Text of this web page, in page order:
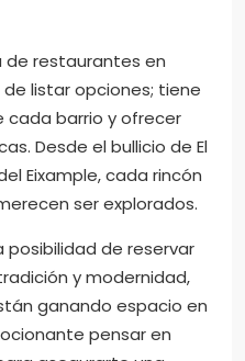
de restaurantes en
listar opciones; tiene
cada barrio y ofrecer
Desde el bullicio de El
Eixample, cada rincón
ser explorados.
posibilidad de reservar
y modernidad,
ganando espacio en
pensar en